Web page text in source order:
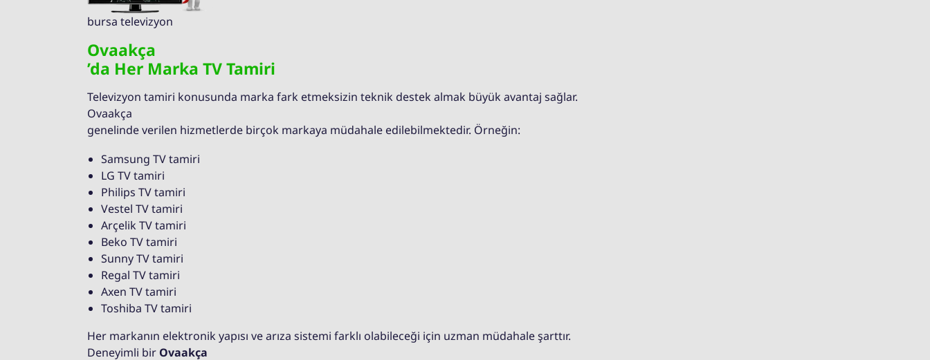
bursa televizyon
Ovaakça
’da Her Marka TV Tamiri
Televizyon tamiri konusunda marka fark etmeksizin teknik destek almak büyük avantaj sağlar.
Ovaakça
genelinde verilen hizmetlerde birçok markaya müdahale edilebilmektedir. Örneğin:
Samsung TV tamiri
LG TV tamiri
Philips TV tamiri
Vestel TV tamiri
Arçelik TV tamiri
Beko TV tamiri
Sunny TV tamiri
Regal TV tamiri
Axen TV tamiri
Toshiba TV tamiri
Her markanın elektronik yapısı ve arıza sistemi farklı olabileceği için uzman müdahale şarttır.
Deneyimli bir Ovaakça